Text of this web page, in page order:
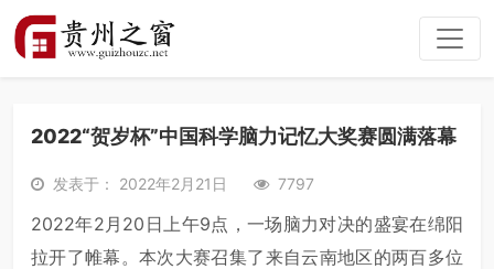
2022“贺岁杯”中国科学脑力记忆大奖赛圆满落幕
发表于： 2022年2月21日 7797
2022年2月20日上午9点，一场脑力对决的盛宴在绵阳
拉开了帷幕。本次大赛召集了来自云南地区的两百多位